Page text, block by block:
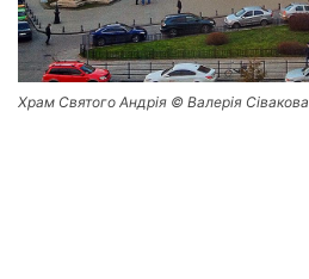
Храм Святого Андрія © Валерія Сівакова